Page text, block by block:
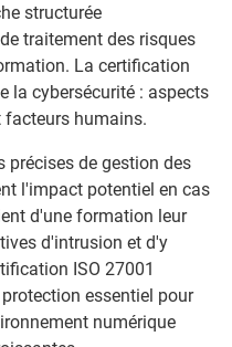
structurée
traitement des risques
La certification
la cybersécurité : aspects
facteurs humains.
précises de gestion des
l'impact potentiel en cas
d'une formation leur
d'intrusion et d'y
ISO 27001
essentiel pour
numérique